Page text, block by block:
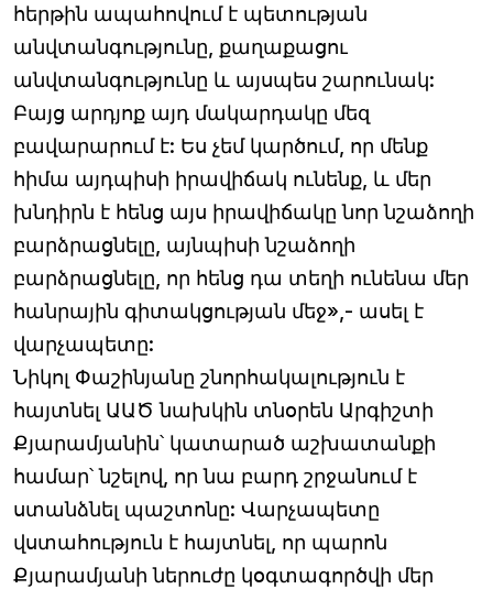
հերթին ապահովում է պետության
անվտանգությունը, քաղաքացու
անվտանգությունը և այսպես շարունակ:
Բայց արդյոք այդ մակարդակը մեզ
բավարարում է: Ես չեմ կարծում, որ մենք
հիմա այդպիսի իրավիճակ ունենք, և մեր
խնդիրն է հենց այս իրավիճակը նոր նշաձողի
բարձրացնելը, այնպիսի նշաձողի
բարձրացնելը, որ հենց դա տեղի ունենա մեր
հանրային գիտակցության մեջ»,- ասել է
վարչապետը:
Նիկոլ Փաշինյանը շնորհակալություն է
հայտնել ԱԱԾ նախկին տնօրեն Արգիշտի
Քյարամյանին՝ կատարած աշխատանքի
համար՝ նշելով, որ նա բարդ շրջանում է
ստանձնել պաշտոնը: Վարչապետը
վստահություն է հայտնել, որ պարոն
Քյարամյանի ներուժը կօգտագործվի մեր